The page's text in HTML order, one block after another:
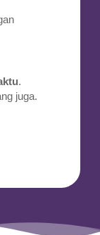
.
juga.